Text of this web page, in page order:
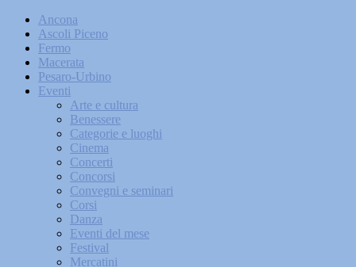
Ancona
Ascoli Piceno
Fermo
Macerata
Pesaro-Urbino
Eventi
Arte e cultura
Benessere
Categorie e luoghi
Cinema
Concerti
Concorsi
Convegni e seminari
Corsi
Danza
Eventi del mese
Festival
Mercatini